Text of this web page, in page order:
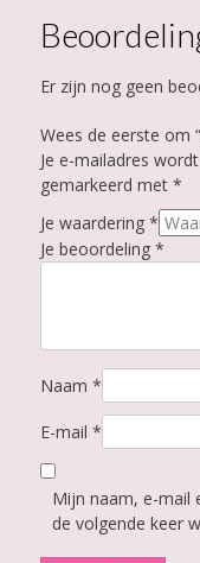
Er zijn nog geen
Wees de eerste om
Je e-mailadres
gemarkeerd met *
Je waardering *
Je beoordeling *
Naam *
E-mail *
Mijn naam, e-mail
de volgende keer